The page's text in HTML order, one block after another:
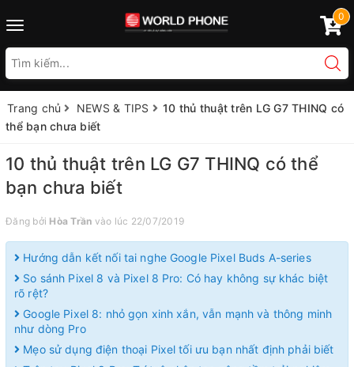
Toggle
0
Trang chủ NEWS & TIPS
10 thủ thuật trên LG G7 THINQ có
thể bạn chưa biết
10 thủ thuật trên LG G7 THINQ có thể
bạn chưa biết
Đăng bởi Hòa Trần vào lúc 22/07/2019
Hướng dẫn kết nối tai nghe Google Pixel Buds A-series
So sánh Pixel 8 và Pixel 8 Pro: Có hay không sự khác biệt
rõ rệt?
Google Pixel 8: nhỏ gọn xinh xắn, vẫn mạnh và thông minh
như dòng Pro
Mẹo sử dụng điện thoại Pixel tối ưu bạn nhất định phải biết